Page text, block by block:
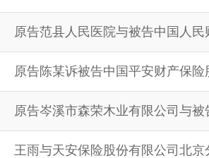
原告范县人民医院与被告中国人民
原告陈某诉被告中国平安财产保险
原告岑溪市森荣木业有限公司与被
王雨与天安保险股份有限公司北京